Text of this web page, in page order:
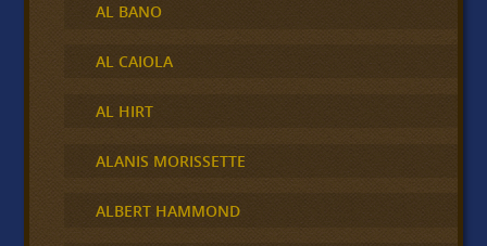
AL BANO
AL CAIOLA
AL HIRT
ALANIS MORISSETTE
ALBERT HAMMOND